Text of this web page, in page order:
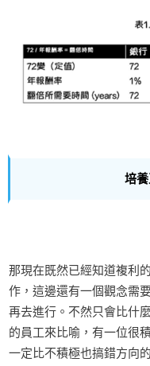
培
那現在既然已經知道複利
作，這邊還有一個觀念需
再去進行。不然只會比什
的員工來比喻，有一位很
一定比不積極也搞錯方向